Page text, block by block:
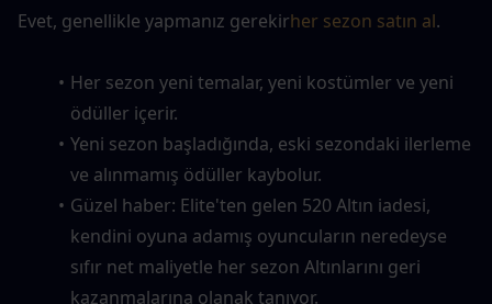
Evet, genellikle yapmanız gerekirher sezon satın al.
Her sezon yeni temalar, yeni kostümler ve yeni
ödüller içerir.
Yeni sezon başladığında, eski sezondaki ilerleme
ve alınmamış ödüller kaybolur.
Güzel haber: Elite'ten gelen 520 Altın iadesi,
kendini oyuna adamış oyuncuların neredeyse
sıfır net maliyetle her sezon Altınlarını geri
kazanmalarına olanak tanıyor.